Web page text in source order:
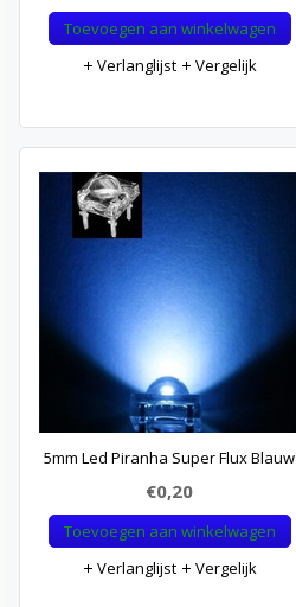
Toevoegen aan winkelwagen
Verlanglijst
Vergelijk
5mm Led Piranha Super Flux Blauw
€0,20
Toevoegen aan winkelwagen
Verlanglijst
Vergelijk